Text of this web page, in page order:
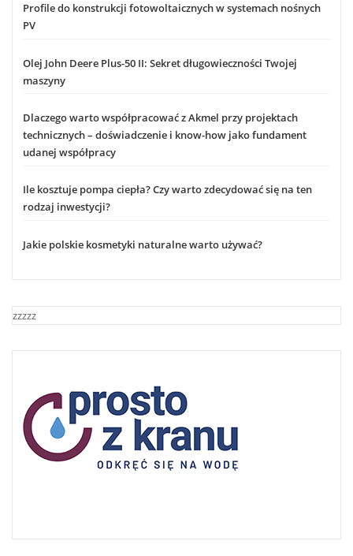
Profile do konstrukcji fotowoltaicznych w systemach nośnych
PV
Olej John Deere Plus-50 II: Sekret długowieczności Twojej
maszyny
Dlaczego warto współpracować z Akmel przy projektach
technicznych – doświadczenie i know-how jako fundament
udanej współpracy
Ile kosztuje pompa ciepła? Czy warto zdecydować się na ten
rodzaj inwestycji?
Jakie polskie kosmetyki naturalne warto używać?
zzzzz